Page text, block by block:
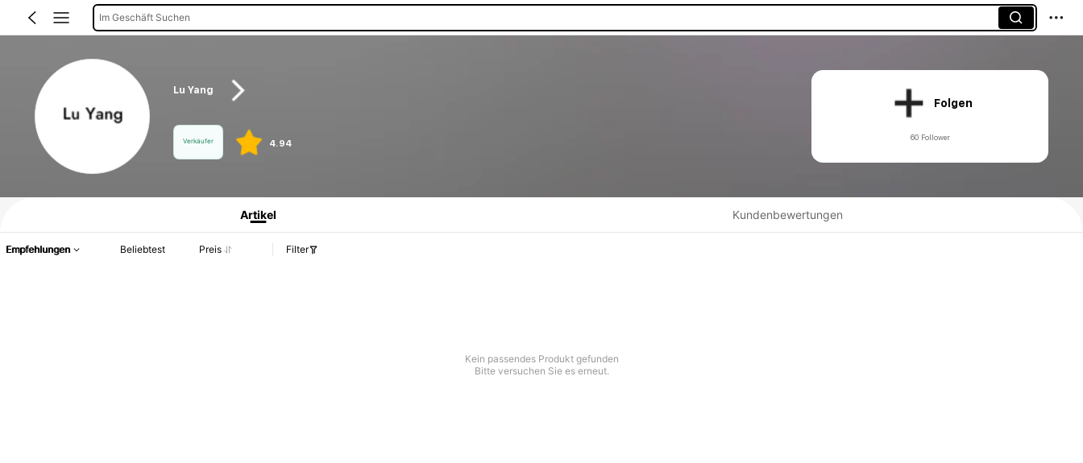
Im Geschäft Suchen
Lu Yang
Verkäufer 4.94
Folgen
60 Follower
Produktinformation: Preisangabe, Verkaufs- und Lagerbestandsdetails.
Artikel Kundenbewertungen
Empfehlungen Beliebtest Preis Filter
Kein passendes Produkt gefunden
Bitte versuchen Sie es erneut.